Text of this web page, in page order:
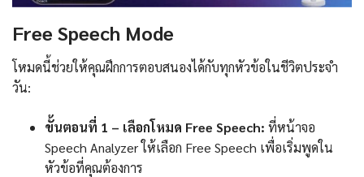
Free Speech Mode
โหมดนี้ช่วยให้คุณฝึกการตอบสนองได้กับทุกหัวข้อในชีวิตประจำ
วัน:
ขั้นตอนที่ 1 – เลือกโหมด Free Speech: ที่หน้าจอ
Speech Analyzer ให้เลือก Free Speech เพื่อเริ่มพูดใน
หัวข้อที่คุณต้องการ